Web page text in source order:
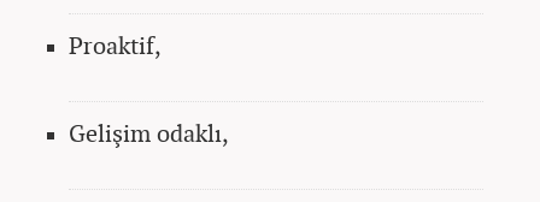
Proaktif,
Gelişim odaklı,